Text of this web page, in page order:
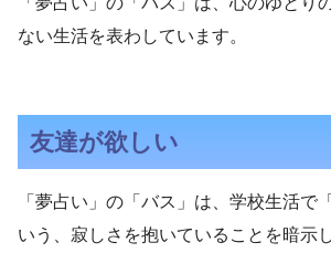
ない生活を表わしています。
友達が欲しい
「夢占い」の「バス」は、学校生活で
いう、寂しさを抱いていることを暗示